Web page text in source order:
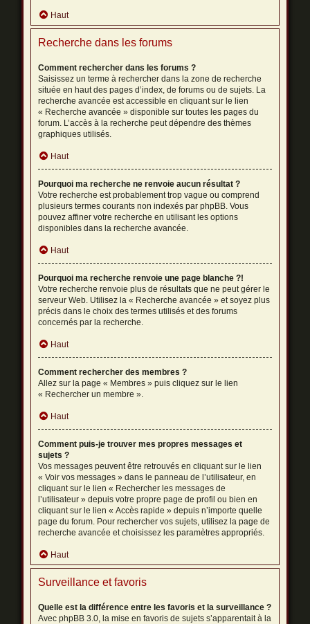
Haut
Recherche dans les forums
Comment rechercher dans les forums ?
Saisissez un terme à rechercher dans la zone de recherche
située en haut des pages d’index, de forums ou de sujets. La
recherche avancée est accessible en cliquant sur le lien
« Recherche avancée » disponible sur toutes les pages du
forum. L’accès à la recherche peut dépendre des thèmes
graphiques utilisés.
Haut
Pourquoi ma recherche ne renvoie aucun résultat ?
Votre recherche est probablement trop vague ou comprend
plusieurs termes courants non indexés par phpBB. Vous
pouvez affiner votre recherche en utilisant les options
disponibles dans la recherche avancée.
Haut
Pourquoi ma recherche renvoie une page blanche ?!
Votre recherche renvoie plus de résultats que ne peut gérer le
serveur Web. Utilisez la « Recherche avancée » et soyez plus
précis dans le choix des termes utilisés et des forums
concernés par la recherche.
Haut
Comment rechercher des membres ?
Allez sur la page « Membres » puis cliquez sur le lien
« Rechercher un membre ».
Haut
Comment puis-je trouver mes propres messages et
sujets ?
Vos messages peuvent être retrouvés en cliquant sur le lien
« Voir vos messages » dans le panneau de l’utilisateur, en
cliquant sur le lien « Rechercher les messages de
l’utilisateur » depuis votre propre page de profil ou bien en
cliquant sur le lien « Accès rapide » depuis n’importe quelle
page du forum. Pour rechercher vos sujets, utilisez la page de
recherche avancée et choisissez les paramètres appropriés.
Haut
Surveillance et favoris
Quelle est la différence entre les favoris et la surveillance ?
Avec phpBB 3.0, la mise en favoris de sujets s’apparentait à la